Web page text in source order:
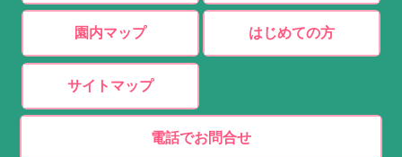
園内マップ はじめての方
サイトマップ
電話でお問合せ